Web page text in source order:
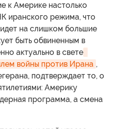
к Америке настолько
иранского режима, что
на слишком большие
быть обвиненным в
актуально в свете
войны против Ирана ,
подтверждает то, о
Америку
программа, а смена